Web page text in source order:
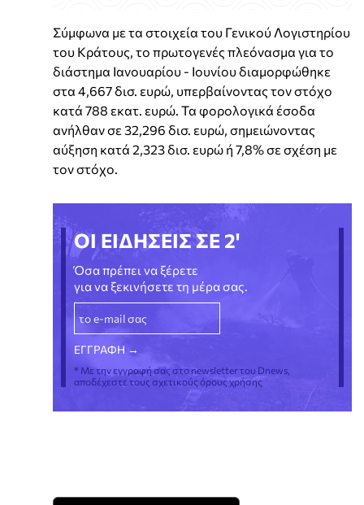
Σύμφωνα με τα στοιχεία του Γενικού Λογιστηρίου
του Κράτους, το πρωτογενές πλεόνασμα για το
διάστημα Ιανουαρίου - Ιουνίου διαμορφώθηκε
στα 4,667 δισ. ευρώ, υπερβαίνοντας τον στόχο
κατά 788 εκατ. ευρώ. Τα φορολογικά έσοδα
ανήλθαν σε 32,296 δισ. ευρώ, σημειώνοντας
αύξηση κατά 2,323 δισ. ευρώ ή 7,8% σε σχέση με
τον στόχο.
ΟΙ ΕΙΔΗΣΕΙΣ ΣΕ 2'
Όσα πρέπει να ξέρετε
για να ξεκινήσετε τη μέρα σας.
* Με την εγγραφή σας στο newsletter του Dnews,
αποδέχεστε τους σχετικούς όρους χρήσης